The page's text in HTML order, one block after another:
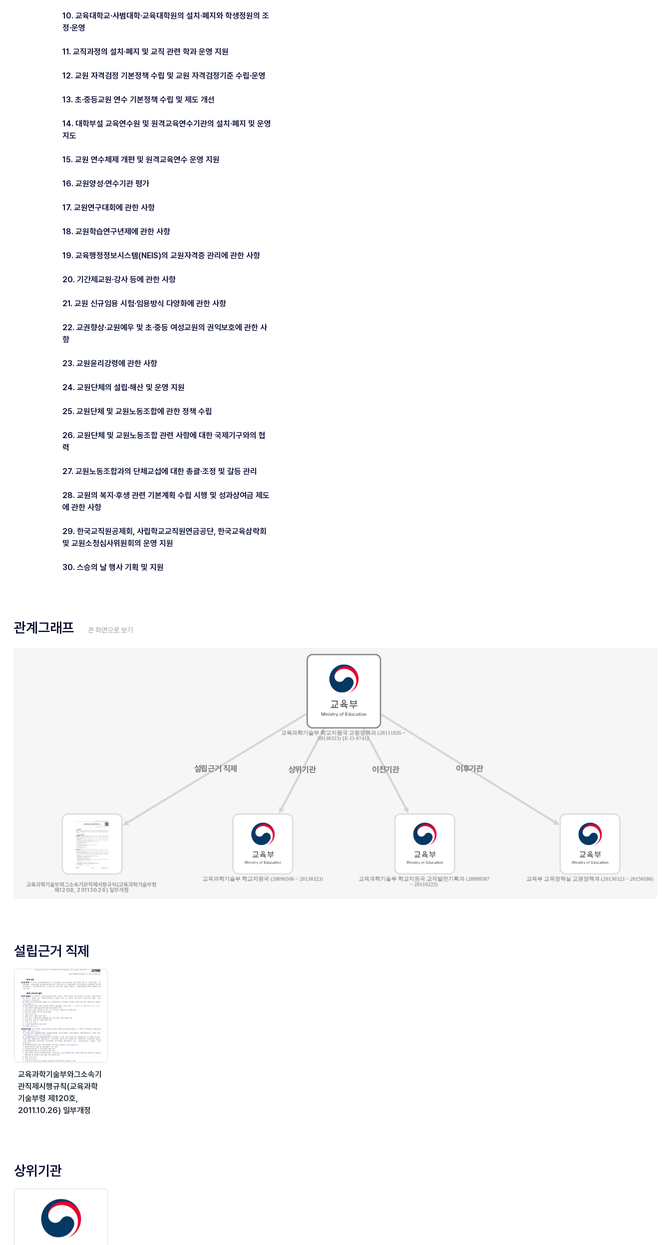
10. 교육대학교·사범대학·교육대학원의 설치·폐지와 학생정원의 조
정·운영
11. 교직과정의 설치·폐지 및 교직 관련 학과 운영 지원
12. 교원 자격검정 기본정책 수립 및 교원 자격검정기준 수립·운영
13. 초·중등교원 연수 기본정책 수립 및 제도 개선
14. 대학부설 교육연수원 및 원격교육연수기관의 설치·폐지 및 운영
지도
15. 교원 연수체제 개편 및 원격교육연수 운영 지원
16. 교원양성·연수기관 평가
17. 교원연구대회에 관한 사항
18. 교원학습연구년제에 관한 사항
19. 교육행정정보시스템(NEIS)의 교원자격증 관리에 관한 사항
20. 기간제교원·강사 등에 관한 사항
21. 교원 신규임용 시험·임용방식 다양화에 관한 사항
22. 교권향상·교원예우 및 초·중등 여성교원의 권익보호에 관한 사
항
23. 교원윤리강령에 관한 사항
24. 교원단체의 설립·해산 및 운영 지원
25. 교원단체 및 교원노동조합에 관한 정책 수립
26. 교원단체 및 교원노동조합 관련 사항에 대한 국제기구와의 협
력
27. 교원노동조합과의 단체교섭에 대한 총괄·조정 및 갈등 관리
28. 교원의 복지·후생 관련 기본계획 수립 시행 및 성과상여금 제도
에 관한 사항
29. 한국교직원공제회, 사립학교교직원연금공단, 한국교육삼락회
및 교원소청심사위원회의 운영 지원
30. 스승의 날 행사 기획 및 지원
관계그래프 큰 화면으로 보기
설립근거 직제
교육과학기술부와그소속기
관직제시행규칙(교육과학
기술부령 제120호,
2011.10.26) 일부개정
상위기관